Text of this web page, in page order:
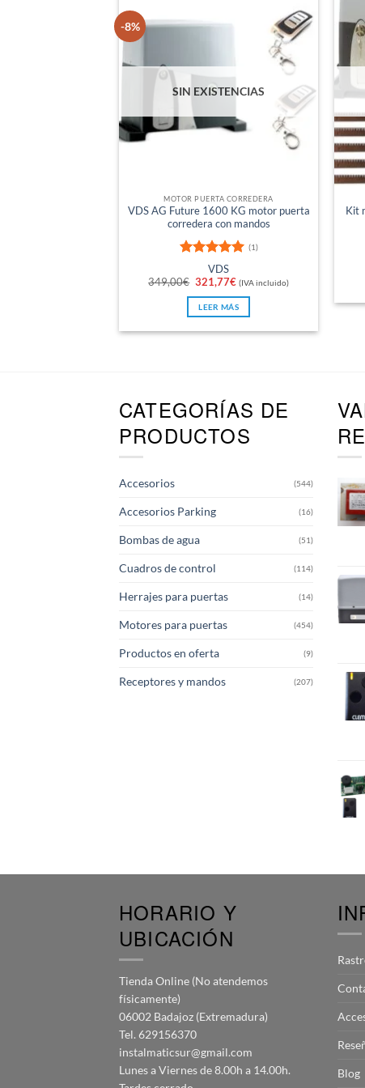
-8%
SIN EXISTENCIAS
MOTOR PUERTA CORREDERA
VDS AG Future 1600 KG motor puerta
corredera con mandos
Valorado
con5de 5
(1)
VDS
349,00€ El
precio
original
era:
349,00€.
321,77€El
precio
actual
es:
321,77€.
(IVA incluido)
LEER MÁS
Kit
CATEGORÍAS DE
PRODUCTOS
Accesorios (544)
Accesorios Parking (16)
Bombas de agua (51)
Cuadros de control (114)
Herrajes para puertas (14)
Motores para puertas (454)
Productos en oferta (9)
Receptores y mandos (207)
HORARIO Y
UBICACIÓN
Tienda Online (No atendemos
físicamente)
06002 Badajoz (Extremadura)
Tel. 629156370
instalmaticsur@gmail.com
Lunes a Viernes de 8.00h a 14.00h.
Blog